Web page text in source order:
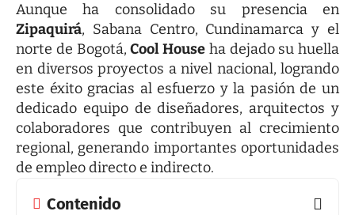
Aunque ha consolidado su presencia en
Zipaquirá, Sabana Centro, Cundinamarca y el
norte de Bogotá,Cool House ha dejado su huella
en diversos proyectos a nivel nacional, logrando
este éxito gracias al esfuerzo y la pasión de un
dedicado equipo de diseñadores, arquitectos y
colaboradores que contribuyen al crecimiento
regional, generando importantes oportunidades
de empleo directo e indirecto.
Contenido